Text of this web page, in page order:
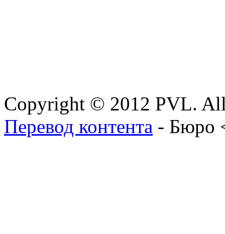
Copyright © 2012 PVL.
Перевод контента - Бюро